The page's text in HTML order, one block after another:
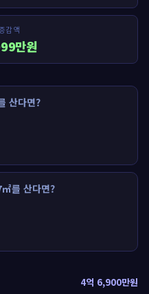
감액
만원
산다면?
를 산다면?
4억 6,900만원